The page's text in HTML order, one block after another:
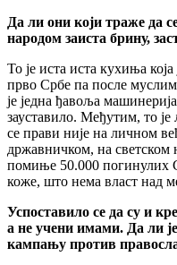
Да ли они који траже да
народом заиста брину,
То је иста иста кухиња
прво Србе па после
је једна ђавоља
зауставило. Међутим, то
се прави није на личном
државничком, на светском
помиње 50.000 погинулих
коже, што нема власт над
Успоставило се да су и
а не учени имами. Да ли
кампању против